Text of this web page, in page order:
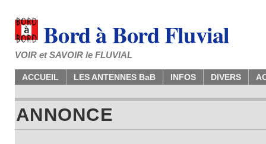
Bord à Bord Fluvial
VOIR et SAVOIR le FLUVIAL
ACCUEIL LES ANTENNES BaB INFOS DIVERS
ANNONCE